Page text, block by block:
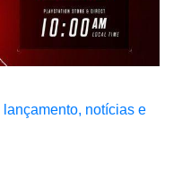
notícias e